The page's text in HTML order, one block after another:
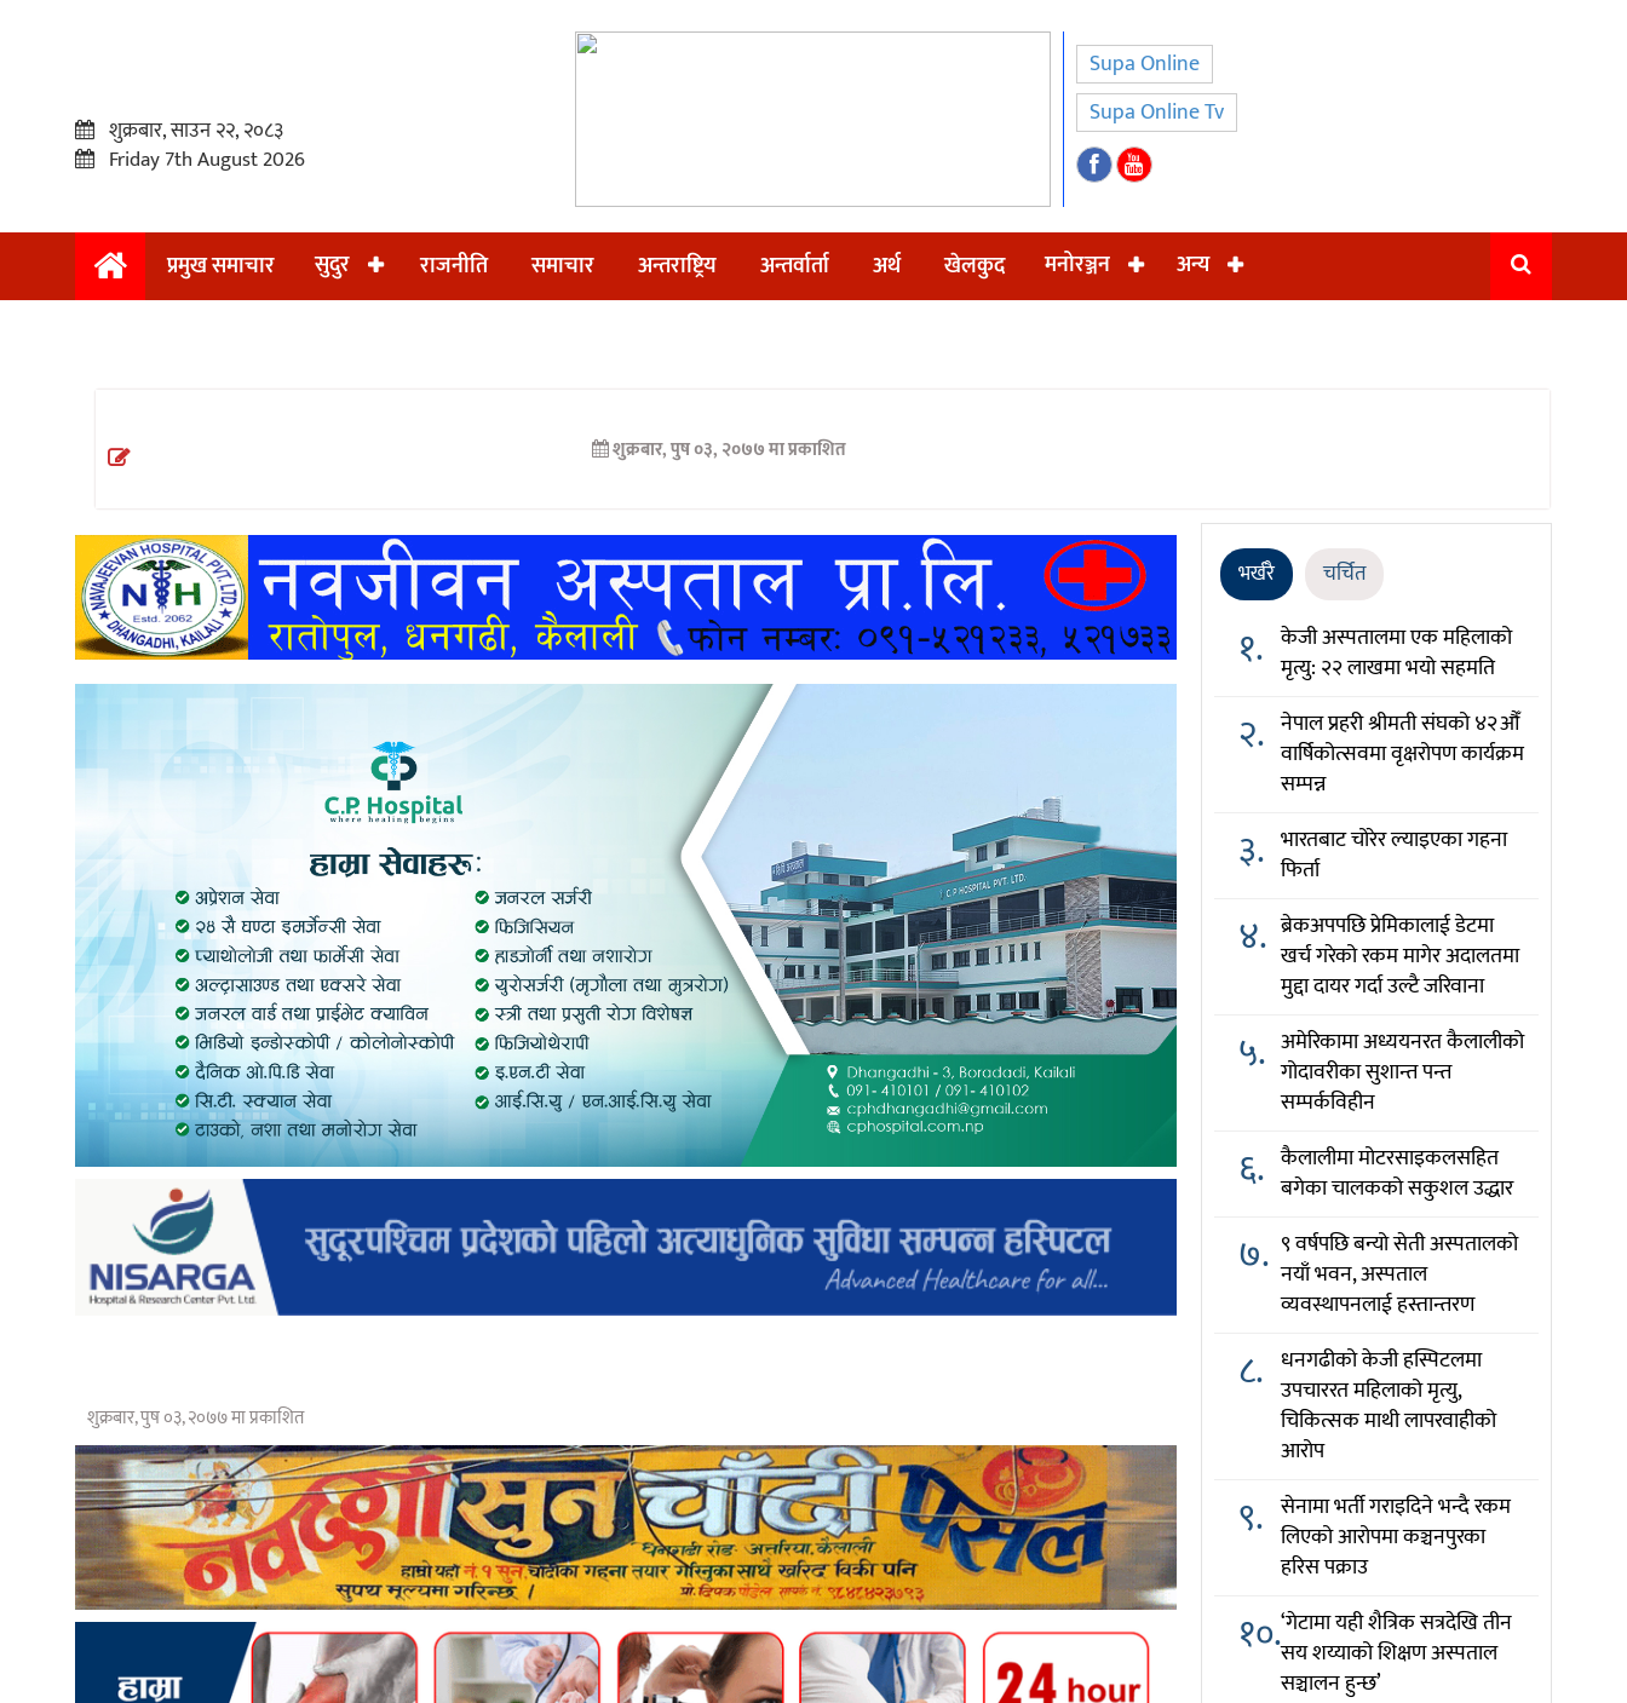
प्रमुख
अन्तराष्ट्रिय
अन्तर्वार्ता
खेलकुद
शुक्रबार, साउन २२, २०८३
Friday 7th August 2026
Supa Online
Supa Online Tv
प्रमुख समाचार सुदुर राजनीति समाचार अन्तराष्ट्रिय अन्तर्वार्ता अर्थ खेलकुद मनोरञ्जन अन्य
शुक्रबार, पुष ०३, २०७७ मा प्रकाशित
शुक्रबार, पुष ०३, २०७७ मा प्रकाशित
भर्खरै चर्चित
१. केजी अस्पतालमा एक महिलाको
मृत्यु: २२ लाखमा भयो सहमति
२. नेपाल प्रहरी श्रीमती संघको ४२औँ
वार्षिकोत्सवमा वृक्षरोपण कार्यक्रम
सम्पन्न
३. भारतबाट चोरेर ल्याइएका गहना
फिर्ता
४. ब्रेकअपपछि प्रेमिकालाई डेटमा
खर्च गरेको रकम मागेर अदालतमा
मुद्दा दायर गर्दा उल्टै जरिवाना
५. अमेरिकामा अध्ययनरत कैलालीको
गोदावरीका सुशान्त पन्त
सम्पर्कविहीन
६. कैलालीमा मोटरसाइकलसहित
बगेका चालकको सकुशल उद्धार
७. ९ वर्षपछि बन्यो सेती अस्पतालको
नयाँ भवन, अस्पताल
व्यवस्थापनलाई हस्तान्तरण
८. धनगढीको केजी हस्पिटलमा
उपचाररत महिलाको मृत्यु,
चिकित्सक माथी लापरवाहीको
आरोप
९. सेनामा भर्ती गराइदिने भन्दै रकम
लिएको आरोपमा कञ्चनपुरका
हरिस पक्राउ
१०.‘गेटामा यही शैत्रिक सत्रदेखि तीन
सय शय्याको शिक्षण अस्पताल
सञ्चालन हुन्छ’